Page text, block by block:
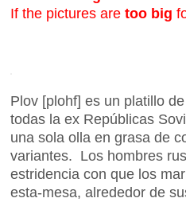
If the pictures are too big
Plov [plohf] es un platillo
todas la ex Repúblicas
una sola olla en grasa de
variantes. Los hombres
estridencia con que los
esta-mesa, alrededor de